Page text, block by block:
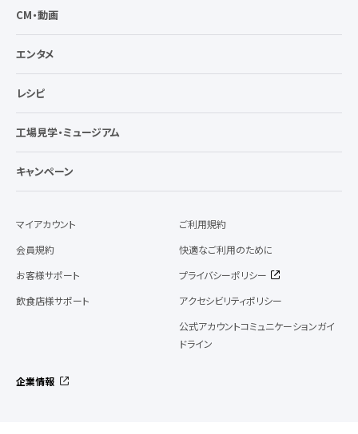
CM・動画
エンタメ
レシピ
工場見学・ミュージアム
キャンペーン
マイアカウント
会員規約
お客様サポート
飲食店様サポート
ご利用規約
快適なご利用のために
プライバシーポリシー
アクセシビリティポリシー
公式アカウントコミュニケーションガイ
ドライン
企業情報